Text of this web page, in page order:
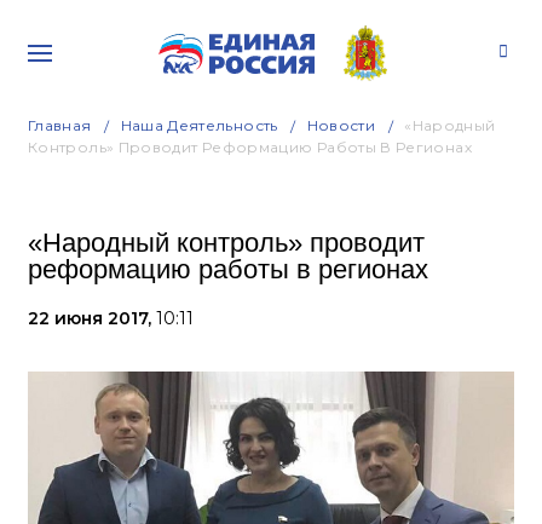
Главная Наша Деятельность Новости
«Народный
Контроль» Проводит Реформацию Работы В Регионах
«Народный контроль» проводит
реформацию работы в регионах
22 июня 2017, 10:11